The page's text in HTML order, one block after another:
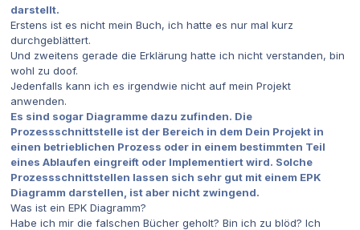
darstellt.
Erstens ist es nicht mein Buch, ich hatte es nur mal kurz
durchgeblättert.
Und zweitens gerade die Erklärung hatte ich nicht verstanden, bin
wohl zu doof.
Jedenfalls kann ich es irgendwie nicht auf mein Projekt
anwenden.
Es sind sogar Diagramme dazu zufinden. Die
Prozessschnittstelle ist der Bereich in dem Dein Projekt in
einen betrieblichen Prozess oder in einem bestimmten Teil
eines Ablaufen eingreift oder Implementiert wird. Solche
Prozessschnittstellen lassen sich sehr gut mit einem EPK
Diagramm darstellen, ist aber nicht zwingend.
Was ist ein EPK Diagramm?
Habe ich mir die falschen Bücher geholt? Bin ich zu blöd? Ich